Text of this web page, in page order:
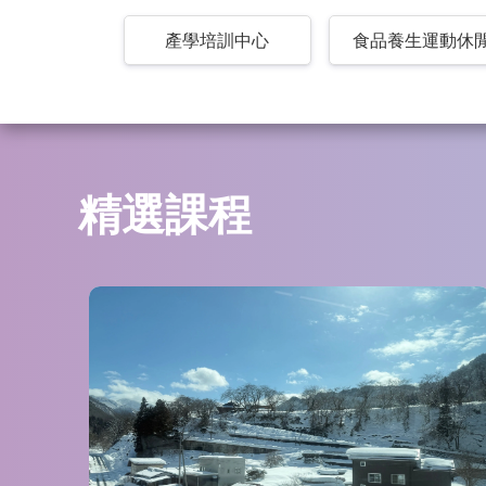
產學培訓中心 食品養生運動休
精選課程